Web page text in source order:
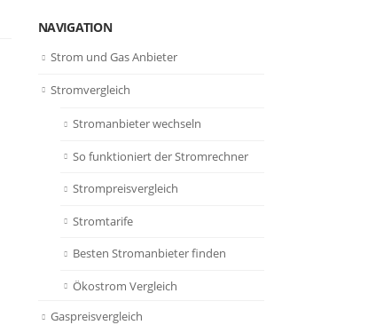
NAVIGATION
Strom und Gas Anbieter
Stromvergleich
Stromanbieter wechseln
So funktioniert der Stromrechner
Strompreisvergleich
Stromtarife
Besten Stromanbieter finden
Ökostrom Vergleich
Gaspreisvergleich